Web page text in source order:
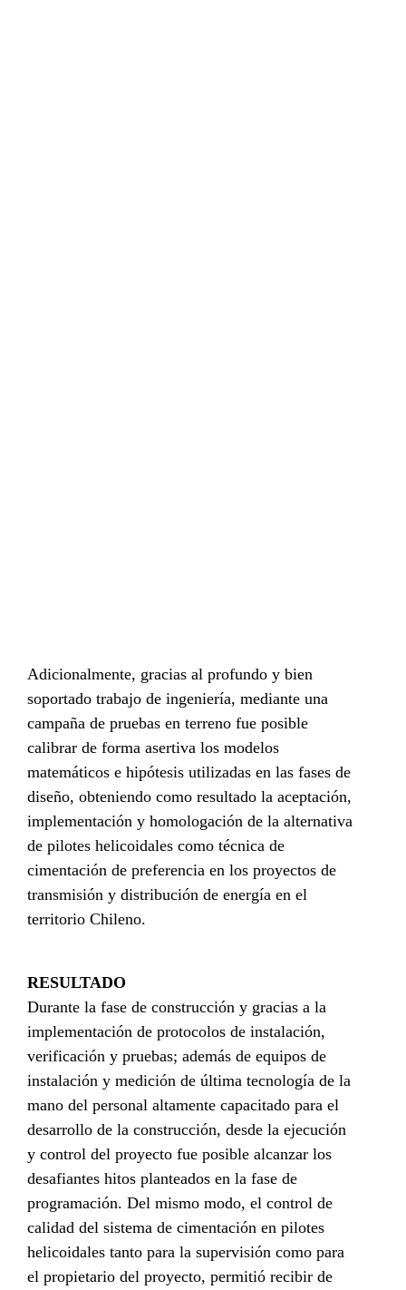
Adicionalmente, gracias al profundo y bien
soportado trabajo de ingeniería, mediante una
campaña de pruebas en terreno fue posible
calibrar de forma asertiva los modelos
matemáticos e hipótesis utilizadas en las fases de
diseño, obteniendo como resultado la aceptación,
implementación y homologación de la alternativa
de pilotes helicoidales como técnica de
cimentación de preferencia en los proyectos de
transmisión y distribución de energía en el
territorio Chileno.
RESULTADO
Durante la fase de construcción y gracias a la
implementación de protocolos de instalación,
verificación y pruebas; además de equipos de
instalación y medición de última tecnología de la
mano del personal altamente capacitado para el
desarrollo de la construcción, desde la ejecución
y control del proyecto fue posible alcanzar los
desafiantes hitos planteados en la fase de
programación. Del mismo modo, el control de
calidad del sistema de cimentación en pilotes
helicoidales tanto para la supervisión como para
el propietario del proyecto, permitió recibir de